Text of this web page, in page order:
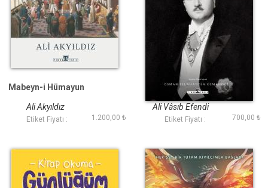
Mabeyn-i Hümayun
Ali Akyıldız
Etiket Fiyatı : 1.200,00 ₺
Bir Şehzadenin
Hatıratı
Ali Vâsıb Efendi
Etiket Fiyatı : 700,00 ₺